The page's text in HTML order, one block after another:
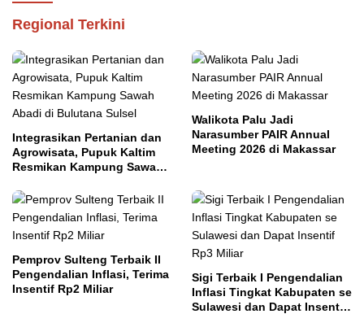
Regional Terkini
Integrasikan Pertanian dan
Agrowisata, Pupuk Kaltim
Resmikan Kampung Sawah
Walikota Palu Jadi
Narasumber PAIR Annual
Meeting 2026 di Makassar
Pemprov Sulteng Terbaik II
Pengendalian Inflasi, Terima
Insentif Rp2 Miliar
Sigi Terbaik I Pengendalian
Inflasi Tingkat Kabupaten se
Sulawesi dan Dapat Insentif